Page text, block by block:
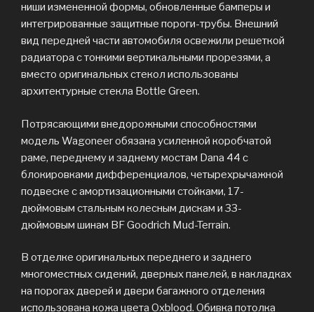
ниши измененной формы, обновленные бамперы и
интегрированные защитные пороги-трубы. Внешний
вид передней части автомобиля освежили решеткой
радиатора с тонкими вертикальными прорезями, а
вместо оригинальных стекол использованы
архитектурные стекла Bottle Green.
Потрясающими внедорожными способностями
модель Wagoneer обязана усиленной коробчатой
раме, переднему и заднему мостам Dana 44 с
блокировками дифференциалов, четырехрычажной
подвеске с амортизационными стойками, 17-
дюймовым стальным колесным дискам и 33-
дюймовым шинам BF Goodrich Mud-Terrain.
В отделке оригинальных переднего и заднего
многоместных сидений, дверных панелей, в накладках
на порогах дверей и двери багажного отделения
использована кожа цвета Oxblood. Обивка потолка